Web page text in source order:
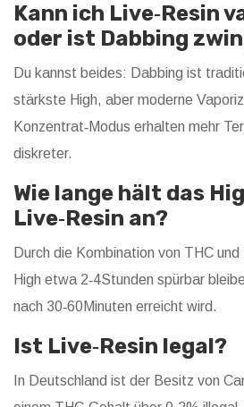
Kann ich Live‑Resin
oder ist Dabbing
Du kannst beides: Dabbing ist
stärkste High, aber moderne
Konzentrat‑Modus erhalten mehr
diskreter.
Wie lange hält das
Live‑Resin an?
Durch die Kombination von THC
High etwa 2‑4Stunden spürbar
nach 30‑60Minuten erreicht wird.
Ist Live‑Resin legal?
In Deutschland ist der Besitz von